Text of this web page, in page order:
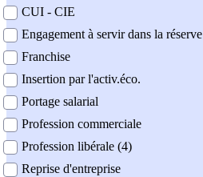
CUI - CIE
Engagement à servir dans la réserve
Franchise
Insertion par l'activ.éco.
Portage salarial
Profession commerciale
Profession libérale (4)
Reprise d'entreprise